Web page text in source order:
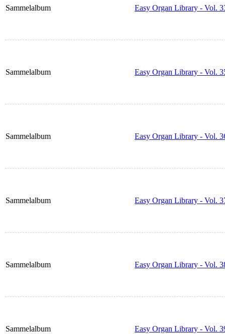
Sammelalbum Easy Organ Library - Vol.
Sammelalbum Easy Organ Library - Vol.
Sammelalbum Easy Organ Library - Vol.
Sammelalbum Easy Organ Library - Vol.
Sammelalbum Easy Organ Library - Vol.
Sammelalbum Easy Organ Library - Vol.